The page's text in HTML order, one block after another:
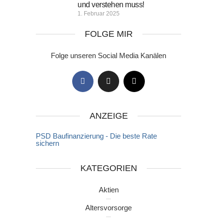
und verstehen muss!
1. Februar 2025
FOLGE MIR
Folge unseren Social Media Kanälen
ANZEIGE
PSD Baufinanzierung - Die beste Rate
sichern
KATEGORIEN
Aktien
Altersvorsorge